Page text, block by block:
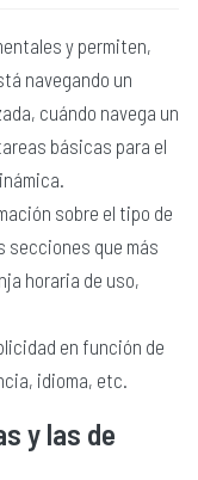
y permiten,
navegando un
cuándo navega un
básicas para el
sobre el tipo de
secciones que más
horaria de uso,
en función de
idioma, etc.
y las de